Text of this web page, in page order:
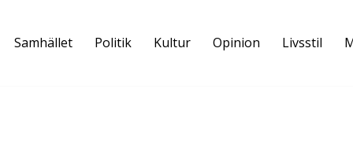
Samhället Politik Kultur Opinion Livsstil